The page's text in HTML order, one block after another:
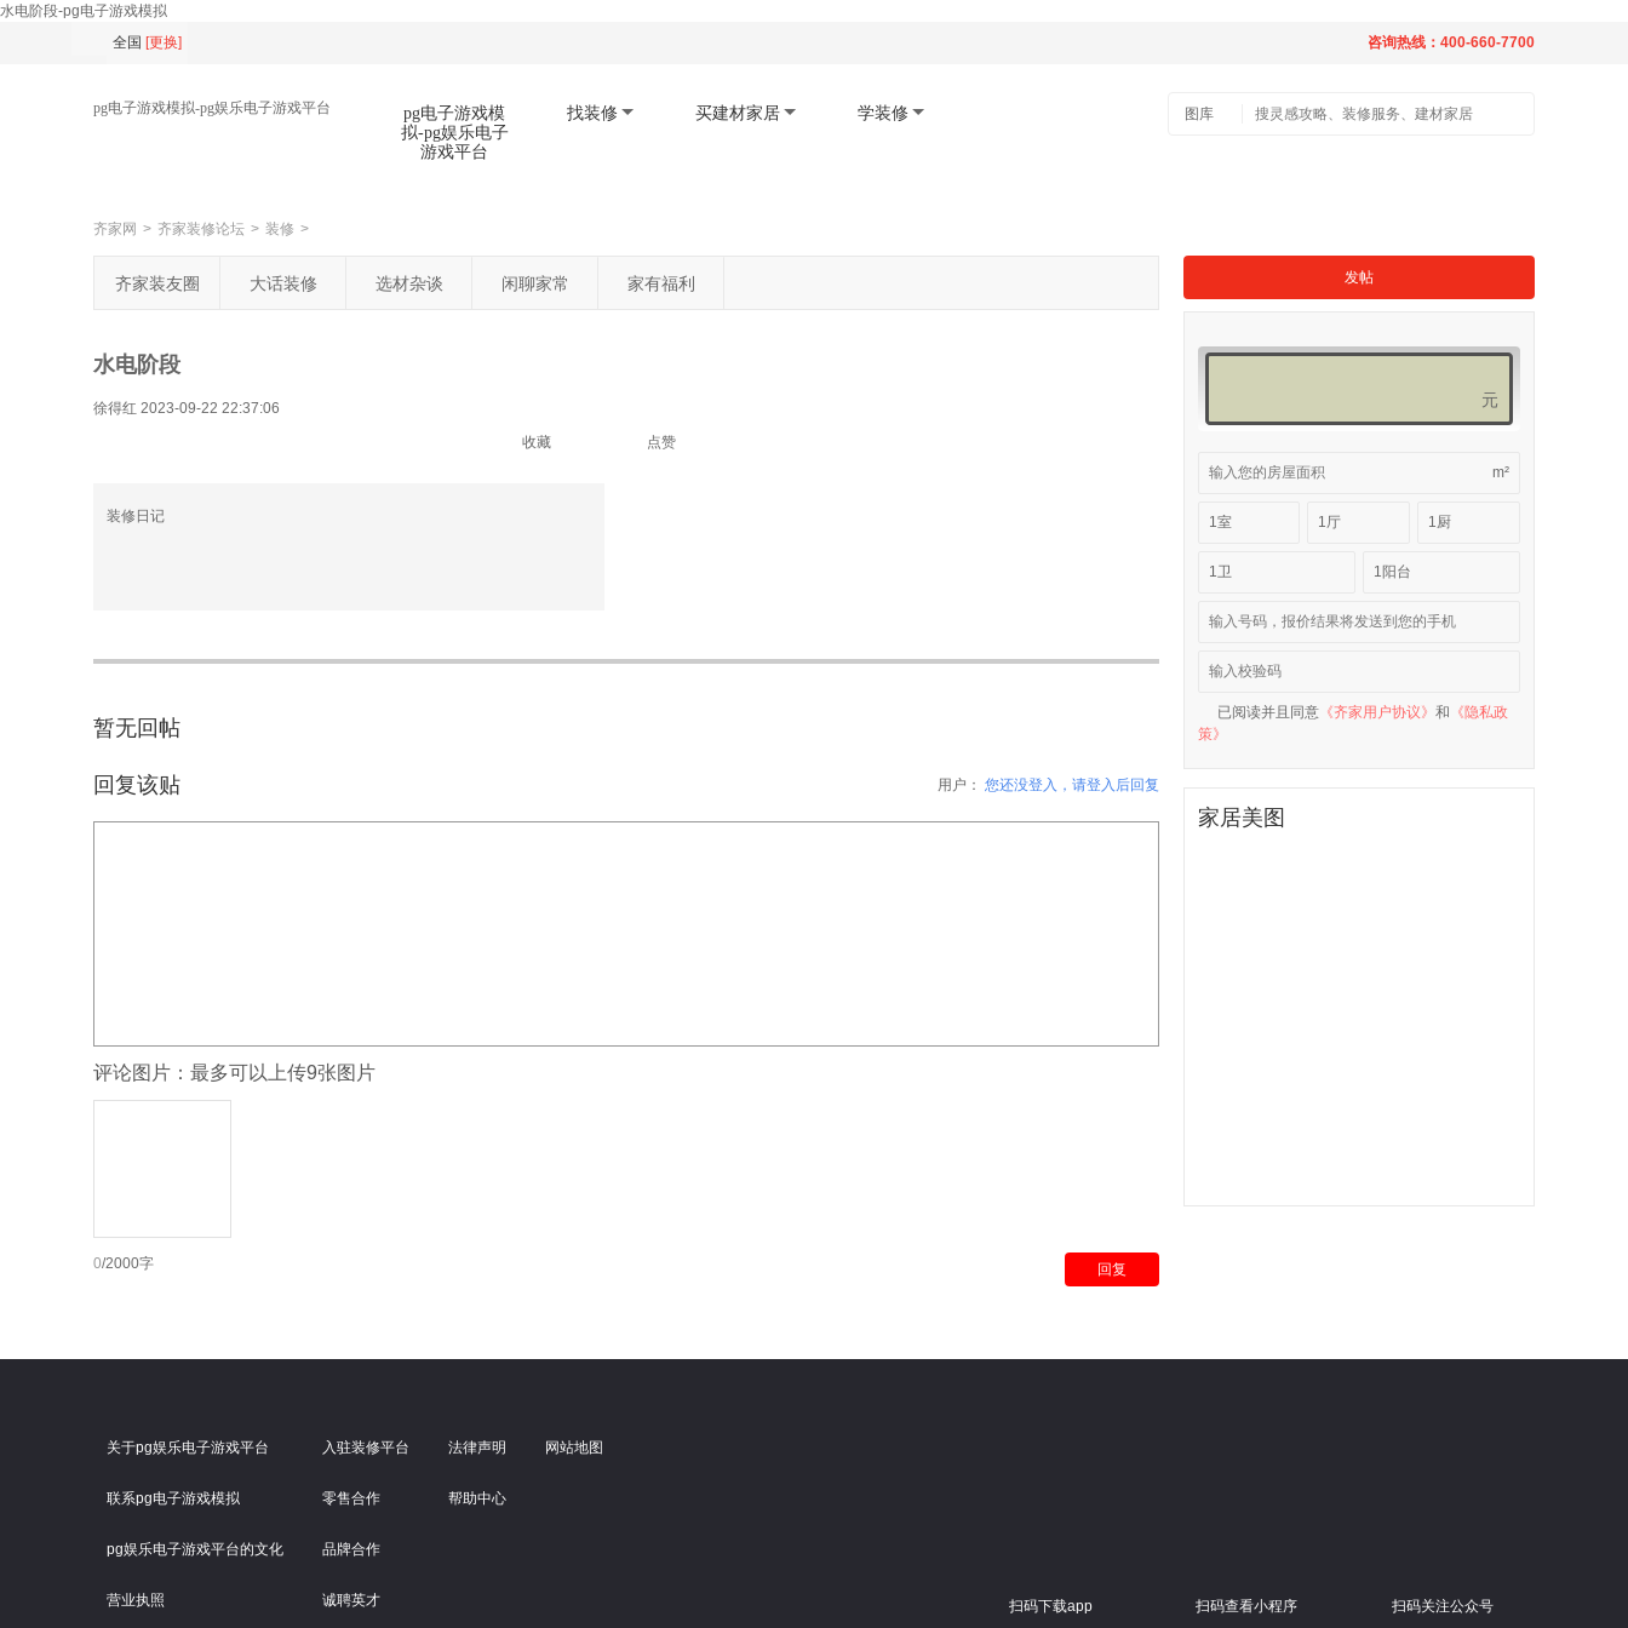
水电阶段-pg电子游戏模拟
全国 [更换] 咨询热线：400-660-7700
pg电子游戏模拟-pg娱乐电子游戏平台
pg电子游戏模
拟-pg娱乐电子
游戏平台
找装修 买建材家居 学装修 图库
齐家网 > 齐家装修论坛 > 装修 >
齐家装友圈 大话装修 选材杂谈 闲聊家常 家有福利
水电阶段
徐得红 2023-09-22 22:37:06
收藏
点赞
装修日记
暂无回帖
回复该贴 用户： 您还没登入，请登入后回复
评论图片： 最多可以上传9张图片
0/2000字 回复
发帖
元
m²
1室 1厅 1厨
1卫 1阳台
已阅读并且同意 《齐家用户协议》 和 《隐私政
策》
家居美图
关于pg娱乐电子游戏平台
联系pg电子游戏模拟
pg娱乐电子游戏平台的文化
营业执照
入驻装修平台
零售合作
品牌合作
诚聘英才
法律声明
帮助中心
网站地图
扫码下载app 扫码查看小程序 扫码关注公众号